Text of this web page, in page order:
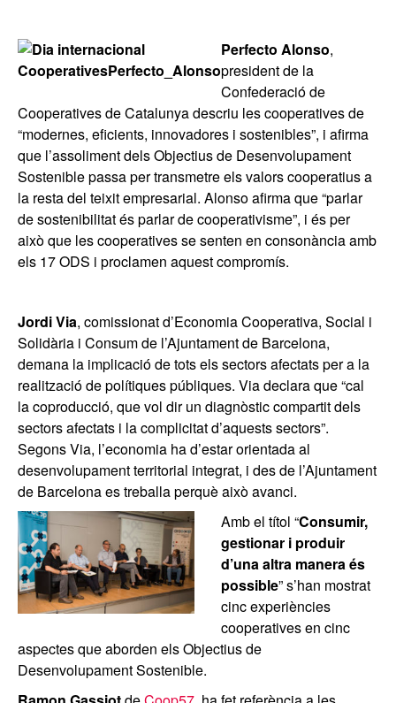
Perfecto Alonso,
president de la
Confederació de
Cooperatives de Catalunya descriu les cooperatives de
“modernes, eficients, innovadores i sostenibles”, i afirma
que l’assoliment dels Objectius de Desenvolupament
Sostenible passa per transmetre els valors cooperatius a
la resta del teixit empresarial. Alonso afirma que “parlar
de sostenibilitat és parlar de cooperativisme”, i és per
això que les cooperatives se senten en consonància amb
els 17 ODS i proclamen aquest compromís.
Jordi Via, comissionat d’Economia Cooperativa, Social i
Solidària i Consum de l’Ajuntament de Barcelona,
demana la implicació de tots els sectors afectats per a la
realització de polítiques públiques. Via declara que “cal
la coproducció, que vol dir un diagnòstic compartit dels
sectors afectats i la complicitat d’aquests sectors”.
Segons Via, l’economia ha d’estar orientada al
desenvolupament territorial integrat, i des de l’Ajuntament
de Barcelona es treballa perquè això avanci.
Amb el títol “Consumir,
gestionar i produir
d’una altra manera és
possible” s’han mostrat
cinc experiències
cooperatives en cinc
aspectes que aborden els Objectius de
Desenvolupament Sostenible.